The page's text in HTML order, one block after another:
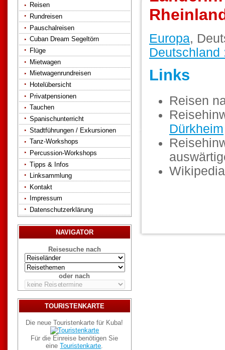
Reisen
Rundreisen
Pauschalreisen
Cuban Dream Segeltörn
Flüge
Mietwagen
Mietwagenrundreisen
Hotelübersicht
Privatpensionen
Tauchen
Spanischunterricht
Stadtführungen / Exkursionen
Tanz-Workshops
Percussion-Workshops
Tipps & Infos
Linksammlung
Kontakt
Impressum
Datenschutzerklärung
NAVIGATOR
Reisesuche nach
oder nach
TOURISTENKARTE
Die neue Touristenkarte für Kuba!
Für die Einreise benötigen Sie
eineTouristenkarte.
Europa,
Deutschland
Links
Reisen
Dürkheim